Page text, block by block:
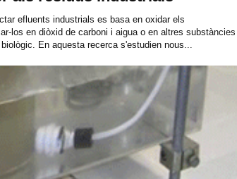
efluents industrials es basa en oxidar els
los en diòxid de carboni i aigua o en altres substàncies
En aquesta recerca s'estudien nous...